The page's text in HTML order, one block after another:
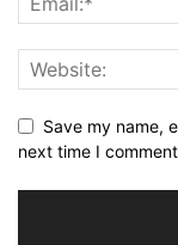
Save my name,
next time I